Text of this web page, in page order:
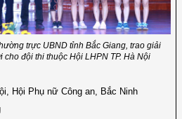
trực UBND tỉnh Bắc Giang, trao giải
cho đội thi thuộc Hội LHPN TP. Hà Nội
Hội Phụ nữ Công an, Bắc Ninh